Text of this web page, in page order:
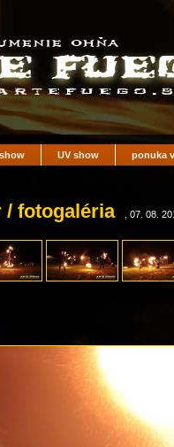
UV show ponuka
/ fotogaléria , 07. 08.